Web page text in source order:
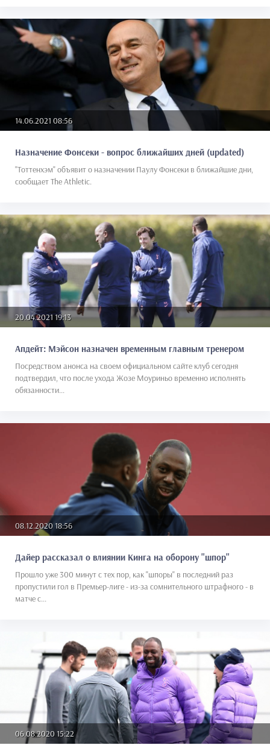
14.06.2021 08:56
Назначение Фонсеки - вопрос ближайших дней (updated)
"Тоттенхэм" объявит о назначении Паулу Фонсеки в ближайшие дни,
сообщает The Athletic.
20.04.2021 19:13
Апдейт: Мэйсон назначен временным главным тренером
Посредством анонса на своем официальном сайте клуб сегодня
подтвердил, что после ухода Жозе Моуриньо временно исполнять
обязанности...
08.12.2020 18:56
Дайер рассказал о влиянии Кинга на оборону "шпор"
Прошло уже 300 минут с тех пор, как "шпоры" в последний раз
пропустили гол в Премьер-лиге - из-за сомнительного штрафного - в
матче с...
06.08.2020 15:22